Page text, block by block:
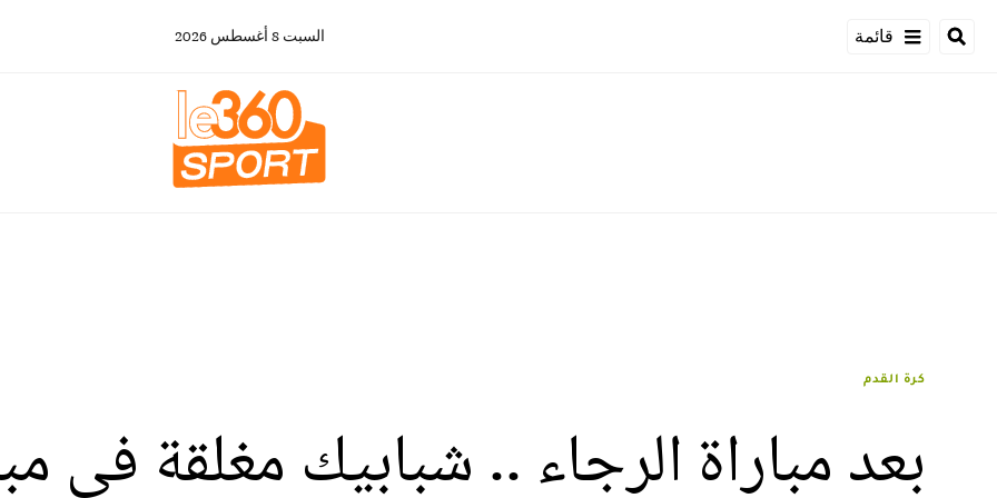
قائمة السبت 8 أغسطس 2026
كرة القدم
بعد مباراة الرجاء .. شبابيك مغلقة في